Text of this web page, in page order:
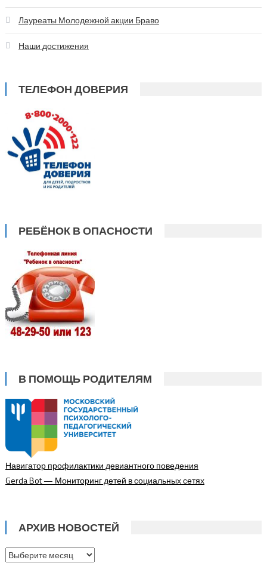
Лауреаты Молодежной акции Браво
Наши достижения
ТЕЛЕФОН ДОВЕРИЯ
РЕБЁНОК В ОПАСНОСТИ
В ПОМОЩЬ РОДИТЕЛЯМ
Навигатор профилактики девиантного поведения
Gerda Bot — Мониторинг детей в социальных сетях
АРХИВ НОВОСТЕЙ
Архив